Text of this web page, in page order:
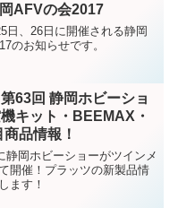
AFVの会2017
日、26日に開催される静岡
のお知らせです。
第63回 静岡ホビーショ
キット・BEEMAX・
品情報！
静岡ホビーショーがツインメ
開催！プラッツの新製品情
ます！